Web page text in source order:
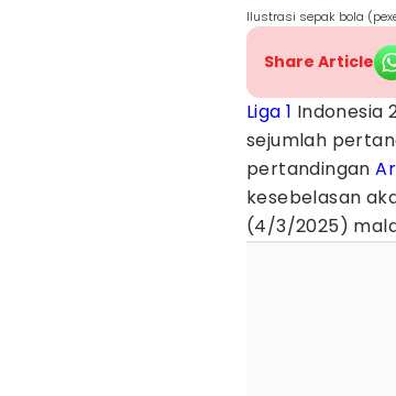
Ilustrasi sepak bola
Share Article
Liga 1 Indonesia
sejumlah
pertandingan
kesebelasan
(4/3/2025)